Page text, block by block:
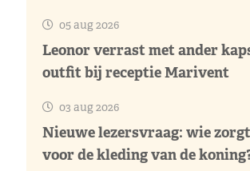
05 aug 2026
Leonor verrast met ander
outfit bij receptie Marivent
03 aug 2026
Nieuwe lezersvraag: wie
voor de kleding van de